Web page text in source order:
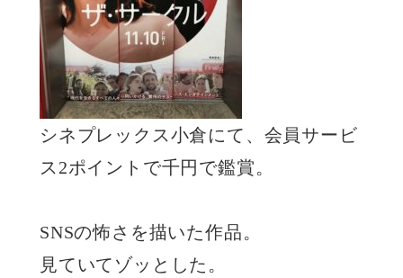
シネプレックス小倉にて、会員サービ
ス2ポイントで千円で鑑賞。
SNSの怖さを描いた作品。
見ていてゾッとした。